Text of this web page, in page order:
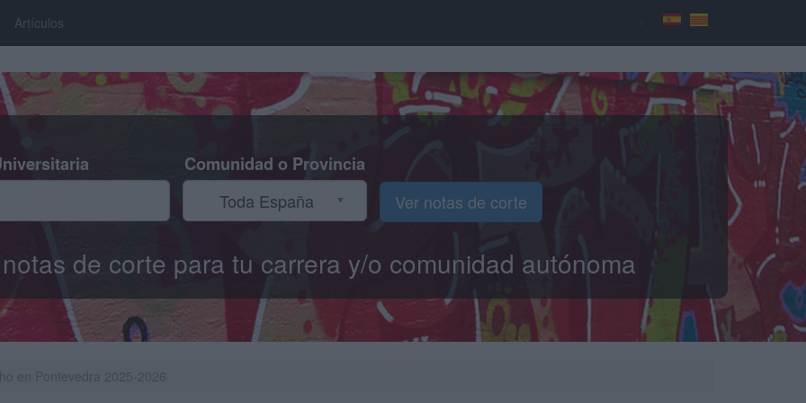
Artículos
Comunidad o Provincia
Toda España
Ver notas de corte
de corte para tu carrera y/o comunidad autónoma